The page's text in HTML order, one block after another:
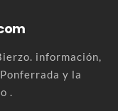
información,
y la
.